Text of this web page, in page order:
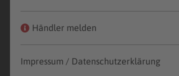
Händler melden
Impressum / Datenschutzerklärung